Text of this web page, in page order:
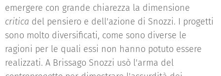
emergere con grande chiarezza la dimensione
critica del pensiero e dell'azione di Snozzi. I progetti
sono molto diversificati, come sono diverse le
ragioni per le quali essi non hanno potuto essere
realizzati. A Brissago Snozzi usò l'arma del